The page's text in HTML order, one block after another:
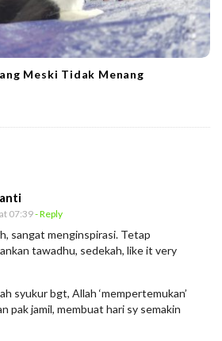
Meski Tidak Menang
07:39- Reply
sangat menginspirasi. Tetap
tawadhu, sedekah, like it very
syukur bgt, Allah ‘mempertemukan’
pak jamil, membuat hari sy semakin